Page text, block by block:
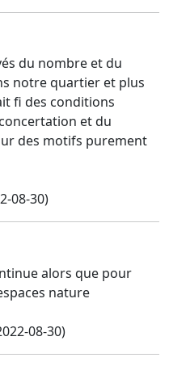
du nombre et du
notre quartier et plus
fi des conditions
et du
des motifs purement
08-30)
alors que pour
nature
08-30)